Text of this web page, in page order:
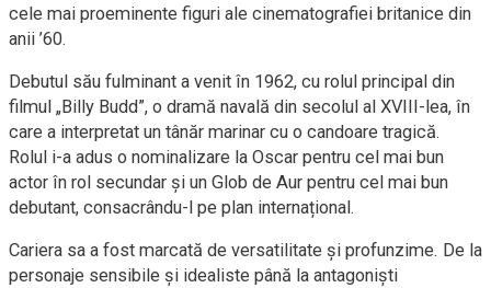
cele mai proeminente figuri ale cinematografiei britanice din
anii ’60.
Debutul său fulminant a venit în 1962, cu rolul principal din
filmul „Billy Budd”, o dramă navală din secolul al XVIII-lea, în
care a interpretat un tânăr marinar cu o candoare tragică.
Rolul i-a adus o nominalizare la Oscar pentru cel mai bun
actor în rol secundar și un Glob de Aur pentru cel mai bun
debutant, consacrându-l pe plan internațional.
Cariera sa a fost marcată de versatilitate și profunzime. De la
personaje sensibile și idealiste până la antagoniști